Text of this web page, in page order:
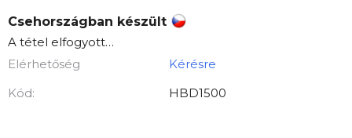
értékelése
5-
ből
0,0
Csehországban készült
A tétel elfogyott…
Elérhetőség
Kérésre
Kód:
HBD1500